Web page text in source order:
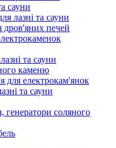
сауни
лазні та сауни
дров'яних печей
та сауни
каменю
для електрокам'янок
та сауни
генератори соляного